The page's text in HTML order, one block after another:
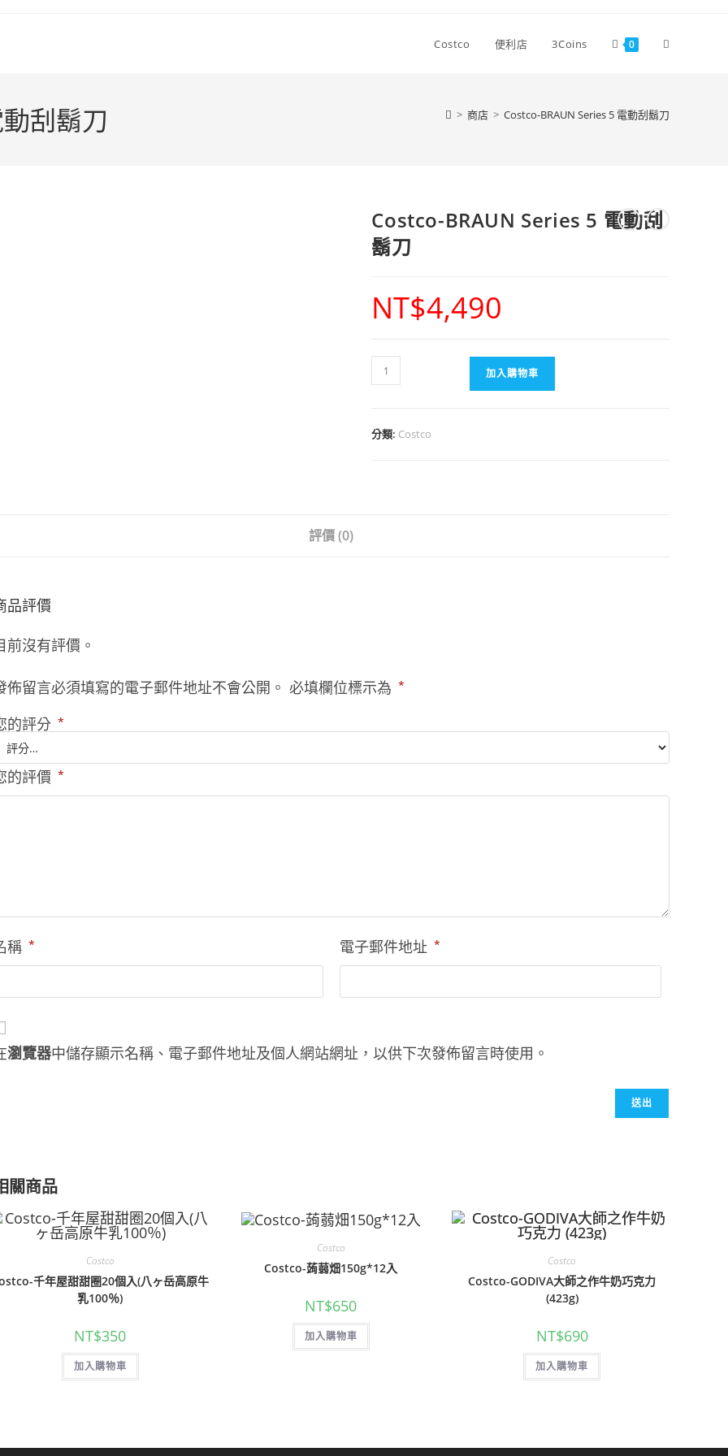
Costco 便利店 3Coins 0
刮鬍刀 > 商店 > Costco-BRAUN Series 5 電動刮鬍刀
Costco-BRAUN Series 5 電動刮
鬍刀
NT$4,490
加入購物車
分類: Costco
評價 (0)
品評價
前沒有評價。
佈留言必須填寫的電子郵件地址不會公開。 必填欄位標示為 *
的評分 *
的評價 *
稱 * 電子郵件地址 *
瀏覽器中儲存顯示名稱、電子郵件地址及個人網站網址，以供下次發佈留言時使用。
關商品
Costco
千年屋甜甜圈20個入(八ヶ岳高原牛
乳100％)
NT$350
加入購物車
Costco
Costco-蒟蒻畑150g*12入
NT$650
加入購物車
Costco
Costco-GODIVA大師之作牛奶巧克力
(423g)
NT$690
加入購物車